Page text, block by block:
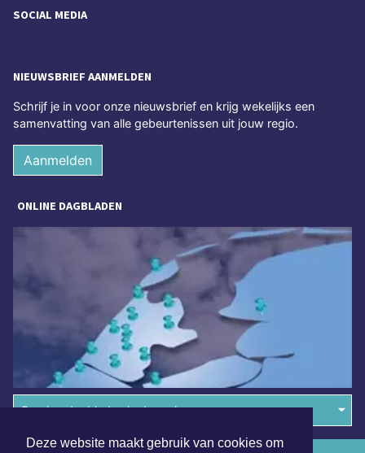
Deze website maakt gebruik van cookies om
SOCIAL MEDIA
NIEUWSBRIEF AANMELDEN
Schrijf je in voor onze nieuwsbrief en krijg wekelijks een
samenvatting van alle gebeurtenissen uit jouw regio.
Aanmelden
ONLINE DAGBLADEN
Overige dagbladen in de regio